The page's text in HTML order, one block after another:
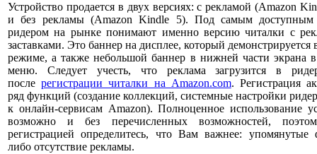
Устройство продается в двух версиях: с рекламой (Amazon
и без рекламы (Amazon Kindle 5). Под самым
ридером на рынке понимают именно версию читалки с
заставками. Это баннер на дисплее, который
режиме, а также небольшой баннер в нижней части экрана
меню. Следует учесть, что реклама загрузится в
послерегистрации читалки на Amazon.com. Регистрация
ряд функций (создание коллекций, системные настройки
к онлайн-сервисам Amazon). Полноценное использование
возможно и без перечисленных возможностей,
регистрацией определитесь, что Вам важнее: упомянутые
либо отсутствие рекламы.